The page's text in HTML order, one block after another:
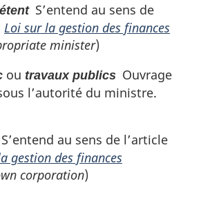
S’entend au sens de
Loi sur la gestion des finances
minister)
ou travaux publics Ouvrage
l’autorité du ministre.
au sens de l’article
gestion des finances
corporation)